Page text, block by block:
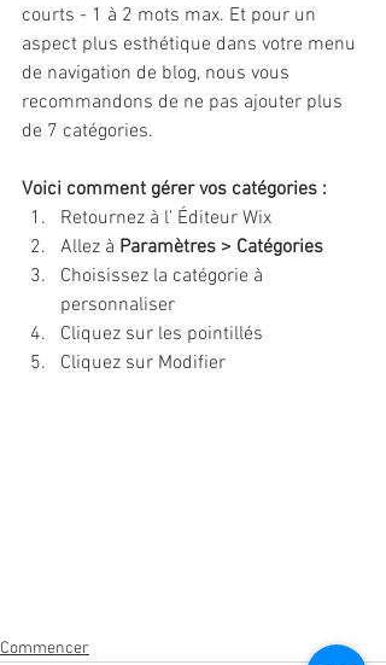
courts - 1 à 2 mots max. Et pour un
aspect plus esthétique dans votre menu
de navigation de blog, nous vous
recommandons de ne pas ajouter plus
de 7 catégories.
Voici comment gérer vos catégories :
Retournez à l' Éditeur Wix
Allez à Paramètres > Catégories
Choisissez la catégorie à
personnaliser
Cliquez sur les pointillés
Cliquez sur Modifier
Commencer